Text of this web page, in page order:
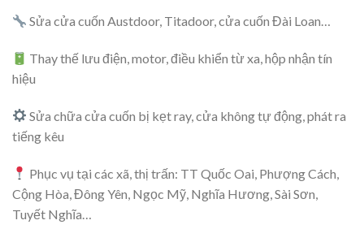
Sửa cửa cuốn Austdoor, Titadoor, cửa cuốn Đài Loan…
Thay thế lưu điện, motor, điều khiển từ xa, hộp nhận tín
hiệu
Sửa chữa cửa cuốn bị kẹt ray, cửa không tự động, phát ra
tiếng kêu
Phục vụ tại các xã, thị trấn: TT Quốc Oai, Phượng Cách,
Cộng Hòa, Đông Yên, Ngọc Mỹ, Nghĩa Hương, Sài Sơn,
Tuyết Nghĩa…